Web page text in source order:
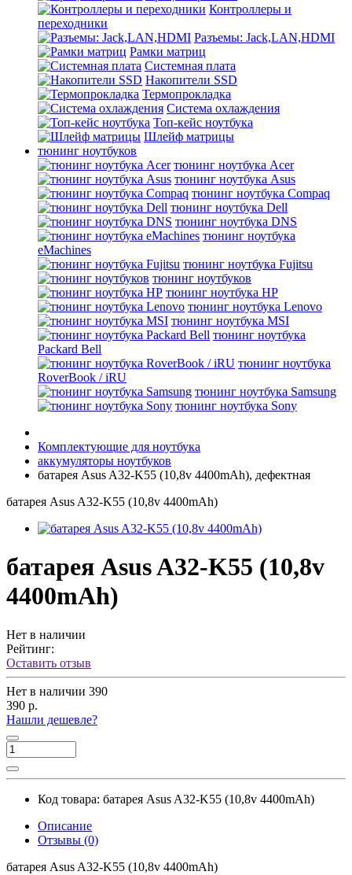
Контроллеры и
переходники
Разъемы: Jack,LAN,HDMI
Рамки матриц
Системная плата
Накопители SSD
Термопрокладка
Система охлаждения
Топ-кейс ноутбука
Шлейф матрицы
тюнинг ноутбуков
тюнинг ноутбука Acer
тюнинг ноутбука Asus
тюнинг ноутбука Compaq
тюнинг ноутбука Dell
тюнинг ноутбука DNS
тюнинг ноутбука
eMachines
тюнинг ноутбука Fujitsu
тюнинг ноутбуков
тюнинг ноутбука HP
тюнинг ноутбука Lenovo
тюнинг ноутбука MSI
тюнинг ноутбука
Packard Bell
тюнинг ноутбука
RoverBook / iRU
тюнинг ноутбука Samsung
тюнинг ноутбука Sony
Комплектующие для ноутбука
аккумуляторы ноутбуков
батарея Asus A32-K55 (10,8v 4400mAh), дефектная
батарея Asus A32-K55 (10,8v 4400mAh)
батарея Asus A32-K55 (10,8v
4400mAh)
Нет в наличии
Рейтинг:
Оставить отзыв
Нет в наличии 390
390 р.
Нашли дешевле?
Код товара: батарея Asus A32-K55 (10,8v 4400mAh)
Описание
Отзывы (0)
батарея Asus A32-K55 (10,8v 4400mAh)